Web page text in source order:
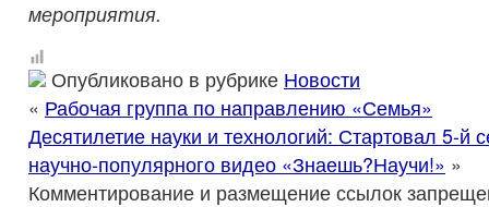
мероприятия.
Опубликовано в рубрике Новости
« Рабочая группа по направлению «Семья»
Десятилетие науки и технологий: Стартовал 5-й
научно-популярного видео «Знаешь?Научи!» »
Комментирование и размещение ссылок